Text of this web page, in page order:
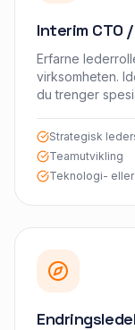
Interim CTO /
Erfarne
virksomheten.
du trenger
Strategisk
Teamutvikling
Teknologi-